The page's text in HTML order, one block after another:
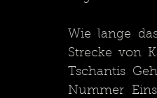
Wie lange
Strecke von
Tschantis
Nummer